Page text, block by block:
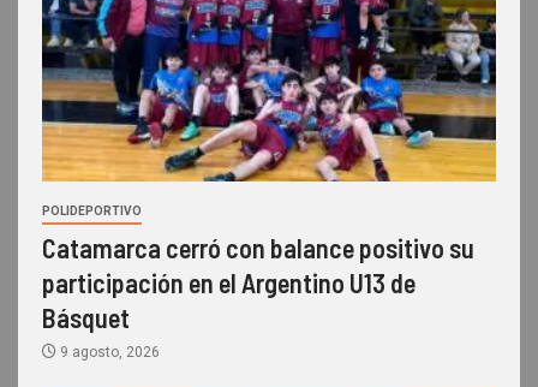
POLIDEPORTIVO
Catamarca cerró con balance positivo su
participación en el Argentino U13 de
Básquet
9 agosto, 2026